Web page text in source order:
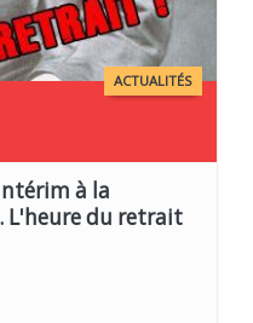
ACTUALITÉS
à la
L'heure du retrait